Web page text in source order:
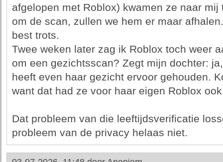
afgelopen met Roblox) kwamen ze naar
om de scan, zullen we hem er maar
best trots.
Twee weken later zag ik Roblox toch weer
om een gezichtsscan? Zegt mijn dochter:
heeft even haar gezicht ervoor gehouden.
want dat had ze voor haar eigen Roblox
Dat probleem van die leeftijdsverificatie
probleem van de privacy helaas niet.